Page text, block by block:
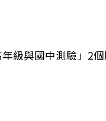
級與國中測驗」2